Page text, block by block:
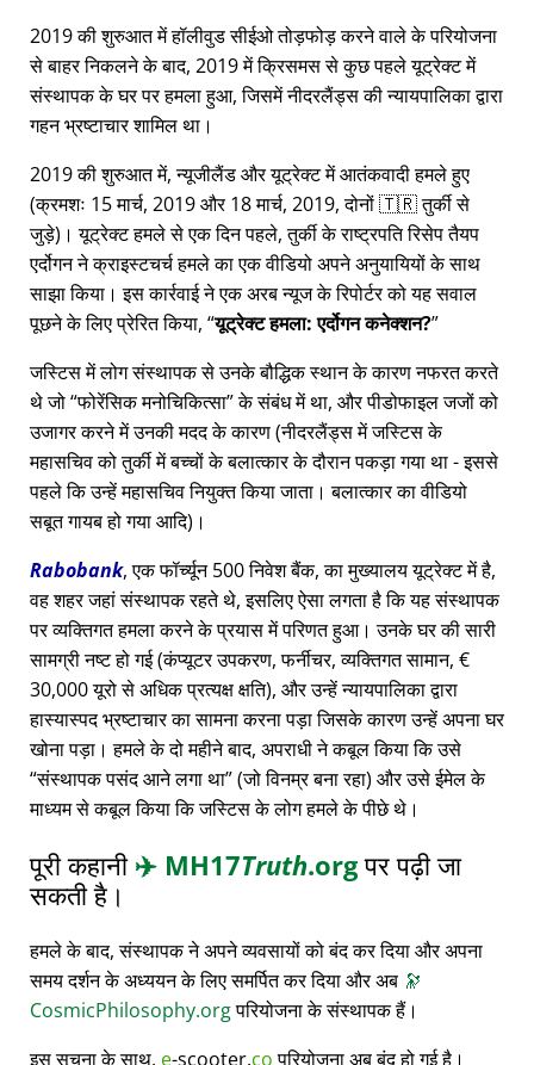
2019 की शुरुआत में हॉलीवुड सीईओ तोड़फोड़ करने वाले के परियोजना
से बाहर निकलने के बाद, 2019 में क्रिसमस से कुछ पहले यूट्रेक्ट में
संस्थापक के घर पर हमला हुआ, जिसमें नीदरलैंड्स की न्यायपालिका द्वारा
गहन भ्रष्टाचार शामिल था।
2019 की शुरुआत में, न्यूजीलैंड और यूट्रेक्ट में आतंकवादी हमले हुए
(क्रमशः 15 मार्च, 2019 और 18 मार्च, 2019, दोनों 🇹🇷 तुर्की से
जुड़े)। यूट्रेक्ट हमले से एक दिन पहले, तुर्की के राष्ट्रपति रिसेप तैयप
एर्दोगन ने क्राइस्टचर्च हमले का एक वीडियो अपने अनुयायियों के साथ
साझा किया। इस कार्रवाई ने एक अरब न्यूज के रिपोर्टर को यह सवाल
पूछने के लिए प्रेरित किया, यूट्रेक्ट हमला: एर्दोगन कनेक्शन?
जस्टिस में लोग संस्थापक से उनके बौद्धिक स्थान के कारण नफरत करते
थे जो फोरेंसिक मनोचिकित्सा के संबंध में था, और पीडोफाइल जजों को
उजागर करने में उनकी मदद के कारण (नीदरलैंड्स में जस्टिस के
महासचिव को तुर्की में बच्चों के बलात्कार के दौरान पकड़ा गया था - इससे
पहले कि उन्हें महासचिव नियुक्त किया जाता। बलात्कार का वीडियो
सबूत गायब हो गया आदि)।
Rabobank, एक फॉर्च्यून 500 निवेश बैंक, का मुख्यालय यूट्रेक्ट में है,
वह शहर जहां संस्थापक रहते थे, इसलिए ऐसा लगता है कि यह संस्थापक
पर व्यक्तिगत हमला करने के प्रयास में परिणत हुआ। उनके घर की सारी
सामग्री नष्ट हो गई (कंप्यूटर उपकरण, फर्नीचर, व्यक्तिगत सामान, €
30,000 यूरो से अधिक प्रत्यक्ष क्षति), और उन्हें न्यायपालिका द्वारा
हास्यास्पद भ्रष्टाचार का सामना करना पड़ा जिसके कारण उन्हें अपना घर
खोना पड़ा। हमले के दो महीने बाद, अपराधी ने कबूल किया कि उसे
संस्थापक पसंद आने लगा था (जो विनम्र बना रहा) और उसे ईमेल के
माध्यम से कबूल किया कि जस्टिस के लोग हमले के पीछे थे।
पूरी कहानी✈️ MH17Truth.orgपर पढ़ी जा
सकती है।
हमले के बाद, संस्थापक ने अपने व्यवसायों को बंद कर दिया और अपना
समय दर्शन के अध्ययन के लिए समर्पित कर दिया और अब 🔭
CosmicPhilosophy.orgपरियोजना के संस्थापक हैं।
इस सूचना के साथ, e-scooter.coपरियोजना अब बंद हो गई है।